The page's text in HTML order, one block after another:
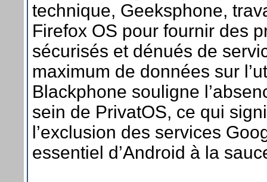
technique, Geeksphone,
Firefox OS pour fournir des
sécurisés et dénués de
maximum de données sur
Blackphone souligne
sein de PrivatOS, ce qui
l’exclusion des services
essentiel d’Android à la